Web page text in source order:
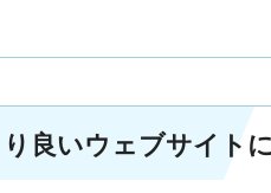
り良いウェブサイト